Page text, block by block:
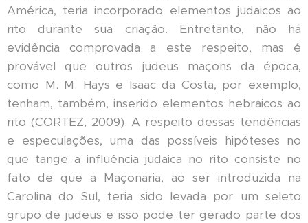
América, teria incorporado elementos judaicos ao
rito durante sua criação. Entretanto, não há
evidência comprovada a este respeito, mas é
provável que outros judeus maçons da época,
como M. M. Hays e Isaac da Costa, por exemplo,
tenham, também, inserido elementos hebraicos ao
rito (CORTEZ, 2009). A respeito dessas tendências
e especulações, uma das possíveis hipóteses no
que tange a influência judaica no rito consiste no
fato de que a Maçonaria, ao ser introduzida na
Carolina do Sul, teria sido levada por um seleto
grupo de judeus e isso pode ter gerado parte dos